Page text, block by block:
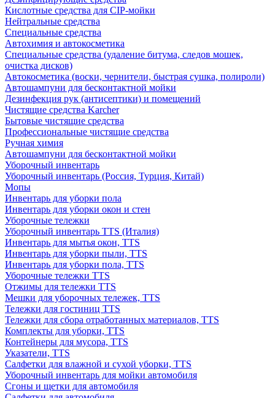
Кислотные средства для CIP-мойки
Нейтральные средства
Специальные средства
Автохимия и автокосметика
Специальные средства (удаление битума, следов мошек,
очистка дисков)
Автокосметика (воски, чернители, быстрая сушка, полироли)
Автошампуни для бесконтактной мойки
Дезинфекция рук (антисептики) и помещений
Чистящие средства Karcher
Бытовые чистящие средства
Профессиональные чистящие средства
Ручная химия
Автошампуни для бесконтактной мойки
Уборочный инвентарь
Уборочный инвентарь (Россия, Турция, Китай)
Мопы
Инвентарь для уборки пола
Инвентарь для уборки окон и стен
Уборочные тележки
Уборочный инвентарь TTS (Италия)
Инвентарь для мытья окон, TTS
Инвентарь для уборки пыли, TTS
Инвентарь для уборки пола, TTS
Уборочные тележки TTS
Отжимы для тележки TTS
Мешки для уборочных тележек, TTS
Тележки для гостиниц TTS
Тележки для сбора отработанных материалов, TTS
Комплекты для уборки, TTS
Контейнеры для мусора, TTS
Указатели, TTS
Салфетки для влажной и сухой уборки, TTS
Уборочный инвентарь для мойки автомобиля
Сгоны и щетки для автомобиля